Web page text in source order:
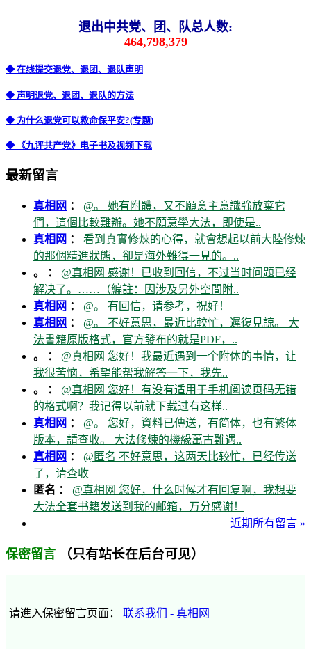
退出中共党、团、队总人数:
464,798,379
◆ 在线提交退党、退团、退队声明
◆ 声明退党、退团、退队的方法
◆ 为什么退党可以救命保平安?(专题)
◆ 《九评共产党》电子书及视频下载
最新留言
真相网 ： @。 她有附體，又不願意主意識強放棄它
們，這個比較難辦。她不願意學大法，即使是..
真相网 ： 看到真實修煉的心得，就會想起以前大陸修煉
的那個精進狀態，卻是海外難得一見的。..
。 ： @真相网 感谢！已收到回信，不过当时问题已经
解决了。……（編註：因涉及另外空間附..
真相网 ： @。 有回信，请参考，祝好！
真相网 ： @。 不好意思，最近比較忙，遲復見諒。 大
法書籍原版格式，官方發布的就是PDF，..
。 ： @真相网 您好！我最近遇到一个附体的事情，让
我很苦恼，希望能帮我解答一下，我先..
。 ： @真相网 您好！有没有适用于手机阅读页码无错
的格式啊？我记得以前就下载过有这样..
真相网 ： @。 您好，資料已傳送，有简体，也有繁体
版本，請查收。 大法修煉的機緣萬古難遇..
真相网 ： @匿名 不好意思，这两天比较忙，已经传送
了，请查收
匿名 ： @真相网 您好，什么时候才有回复啊，我想要
大法全套书籍发送到我的邮箱，万分感谢！
近期所有留言 »
保密留言 （只有站长在后台可见）
请進入保密留言页面： 联系我们 - 真相网